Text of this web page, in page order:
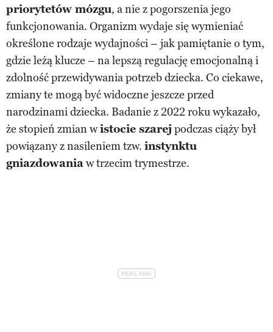
priorytetów mózgu, a nie z pogorszenia jego
funkcjonowania. Organizm wydaje się wymieniać
określone rodzaje wydajności – jak pamiętanie o tym,
gdzie leżą klucze – na lepszą regulację emocjonalną i
zdolność przewidywania potrzeb dziecka. Co ciekawe,
zmiany te mogą być widoczne jeszcze przed
narodzinami dziecka. Badanie z 2022 roku wykazało,
że stopień zmian wistocie szarej podczas ciąży był
powiązany z nasileniem tzw. instynktu
gniazdowaniaw trzecim trymestrze.